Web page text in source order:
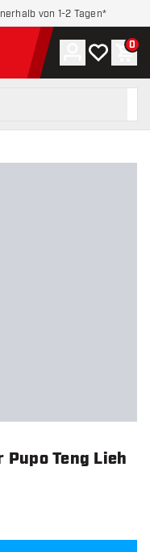
von 1-2 Tagen*
Konto
Meine 0
Teng Lieh